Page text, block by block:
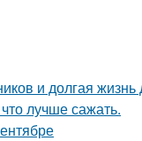
и долгая
лучше сажать.